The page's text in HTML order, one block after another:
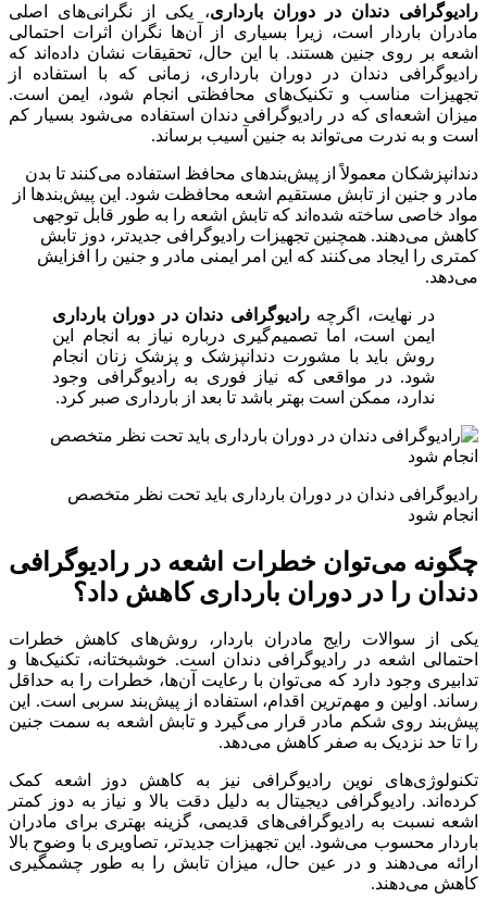
رادیوگرافی دندان در دوران بارداری، یکی از نگرانی‌های اصلی
مادران باردار است، زیرا بسیاری از آن‌ها نگران اثرات احتمالی
اشعه بر روی جنین هستند. با این حال، تحقیقات نشان داده‌اند که
رادیوگرافی دندان در دوران بارداری، زمانی که با استفاده از
تجهیزات مناسب و تکنیک‌های محافظتی انجام شود، ایمن است.
میزان اشعه‌ای که در رادیوگرافی دندان استفاده می‌شود بسیار کم
است و به ندرت می‌تواند به جنین آسیب برساند.
دندانپزشکان معمولاً از پیش‌بندهای محافظ استفاده می‌کنند تا بدن
مادر و جنین از تابش مستقیم اشعه محافظت شود. این پیش‌بندها از
مواد خاصی ساخته شده‌اند که تابش اشعه را به طور قابل توجهی
کاهش می‌دهند. همچنین تجهیزات رادیوگرافی جدیدتر، دوز تابش
کمتری را ایجاد می‌کنند که این امر ایمنی مادر و جنین را افزایش
می‌دهد.
در نهایت، اگرچهرادیوگرافی دندان در دوران بارداری
ایمن است، اما تصمیم‌گیری درباره نیاز به انجام این
روش باید با مشورت دندانپزشک و پزشک زنان انجام
شود. در مواقعی که نیاز فوری به رادیوگرافی وجود
ندارد، ممکن است بهتر باشد تا بعد از بارداری صبر کرد.
رادیوگرافی دندان در دوران بارداری باید تحت نظر متخصص
انجام شود
چگونه می‌توان خطرات اشعه در رادیوگرافی
دندان را در دوران بارداری کاهش داد؟
یکی از سوالات رایج مادران باردار، روش‌های کاهش خطرات
احتمالی اشعه در رادیوگرافی دندان است. خوشبختانه، تکنیک‌ها و
تدابیری وجود دارد که می‌توان با رعایت آن‌ها، خطرات را به حداقل
رساند. اولین و مهم‌ترین اقدام، استفاده از پیش‌بند سربی است. این
پیش‌بند روی شکم مادر قرار می‌گیرد و تابش اشعه به سمت جنین
را تا حد نزدیک به صفر کاهش می‌دهد.
تکنولوژی‌های نوین رادیوگرافی نیز به کاهش دوز اشعه کمک
کرده‌اند. رادیوگرافی دیجیتال به دلیل دقت بالا و نیاز به دوز کمتر
اشعه نسبت به رادیوگرافی‌های قدیمی، گزینه بهتری برای مادران
باردار محسوب می‌شود. این تجهیزات جدیدتر، تصاویری با وضوح بالا
ارائه می‌دهند و در عین حال، میزان تابش را به طور چشمگیری
کاهش می‌دهند.